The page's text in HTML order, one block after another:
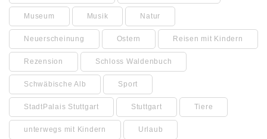
Museum Musik Natur
Neuerscheinung Ostern Reisen mit Kindern
Rezension Schloss Waldenbuch
Schwäbische Alb Sport
StadtPalais Stuttgart Stuttgart Tiere
unterwegs mit Kindern Urlaub